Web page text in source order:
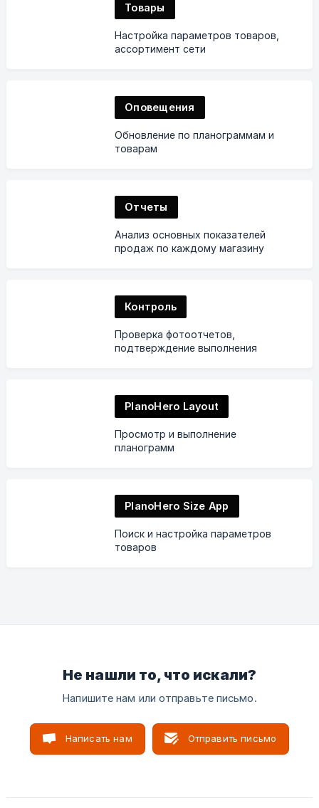
Товары
Настройка параметров товаров,
ассортимент сети
Оповещения
Обновление по планограммам и
товарам
Отчеты
Анализ основных показателей
продаж по каждому магазину
Контроль
Проверка фотоотчетов,
подтверждение выполнения
PlanoHero Layout
Просмотр и выполнение
планограмм
PlanoHero Size App
Поиск и настройка параметров
товаров
Не нашли то, что искали?
Напишите нам или отправьте письмо.
Написать нам Отправить письмо